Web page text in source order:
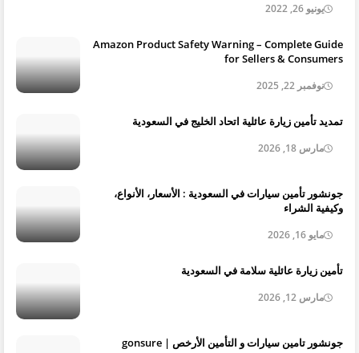
يونيو 26, 2022
Amazon Product Safety Warning – Complete Guide
for Sellers & Consumers
نوفمبر 22, 2025
تمديد تأمين زيارة عائلية اتحاد الخليج في السعودية
مارس 18, 2026
جونشور تأمين سيارات في السعودية : الأسعار، الأنواع،
وكيفية الشراء
مايو 16, 2026
تأمين زيارة عائلية سلامة في السعودية
مارس 12, 2026
جونشور تامين سيارات و التأمين الأرخص | gonsure